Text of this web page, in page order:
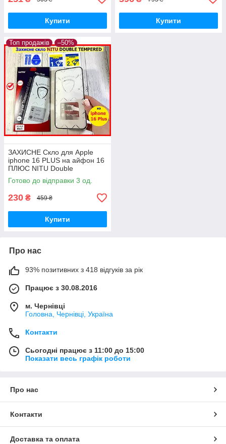
Купити Купити
Топ продажів –50%
ЗАХИСНЕ Скло для Apple
iphone 16 PLUS на айфон 16
ПЛЮС NITU Double
Tempered повноекранне
ударостійке олеофобне
Готово до відправки 3 од.
230 ₴ 459 ₴
Купити
Про нас
93% позитивних з 418 відгуків за рік
Працює з 30.08.2016
м. Чернівці
Головна, Чернівці, Україна
Контакти
Сьогодні працює з 11:00 до 15:00
Показати весь графік роботи
Про нас
Контакти
Доставка та оплата